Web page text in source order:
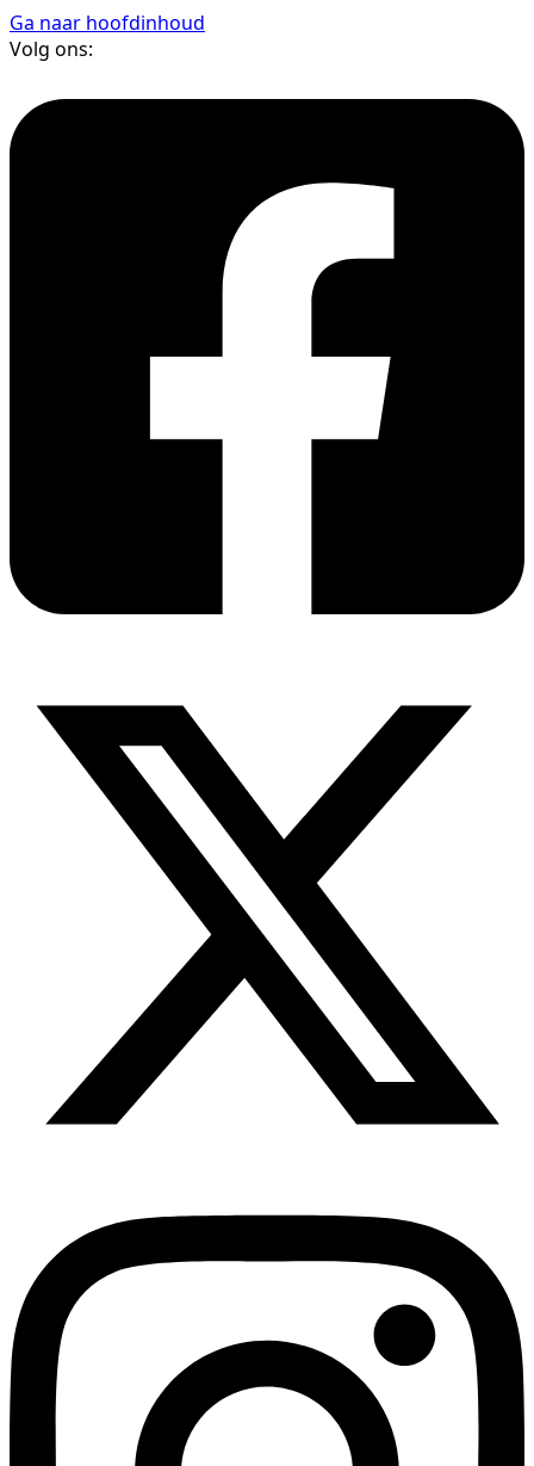
Ga naar hoofdinhoud
Volg ons: